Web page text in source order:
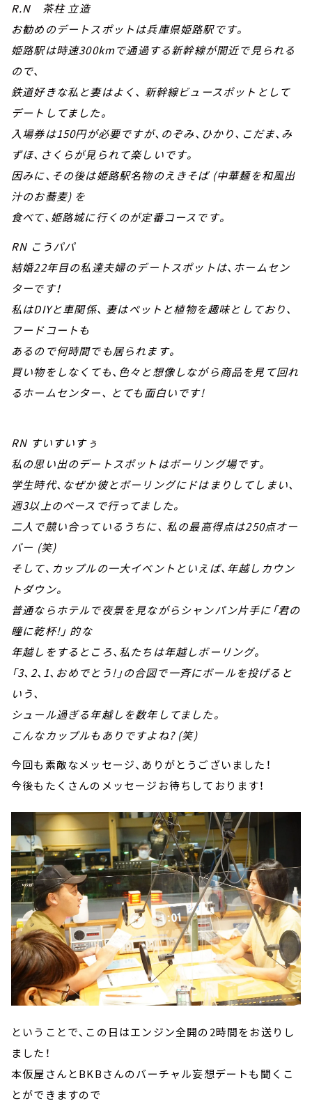
R.N 茶柱 立造
お勧めのデートスポットは兵庫県姫路駅です。
姫路駅は時速300kmで通過する新幹線が間近で見られる
ので、
鉄道好きな私と妻はよく、 新幹線ビュースポットとして
デートしてました。
入場券は150円が必要ですが、のぞみ、ひかり、こだま、み
ずほ、さくらが見られて楽しいです。
因みに、その後は姫路駅名物のえきそば (中華麺を和風出
汁のお蕎麦) を
食べて、姫路城に行くのが定番コースです。
RN こうパパ
結婚22年目の私達夫婦のデートスポットは、ホームセン
ターです！
私はDIYと車関係、 妻はペットと植物を趣味としており、
フードコートも
あるので何時間でも居られます。
買い物をしなくても、色々と想像しながら商品を見て回れ
るホームセンター、 とても面白いです!
RN すいすいすぅ
私の思い出のデートスポットはボーリング場です。
学生時代、なぜか彼とボーリングにドはまりしてしまい、
週3以上のペースで行ってました。
二人で競い合っているうちに、 私の最高得点は250点オー
バー (笑)
そして､カップルの一大イベントといえば、年越しカウン
トダウン。
普通ならホテルで夜景を見ながらシャンパン片手に「君の
瞳に乾杯!」 的な
年越しをするところ、私たちは年越しボーリング。
「3、2、1、おめでとう!」の合図で一斉にボールを投げると
いう、
シュール過ぎる年越しを数年してました。
こんなカップルもありですよね? (笑)
今回も素敵なメッセージ、ありがとうございました！
今後もたくさんのメッセージお待ちしております！
ということで、この日はエンジン全開の2時間をお送りし
ました！
本仮屋さんとBKBさんのバーチャル妄想デートも聞くこ
とができますので